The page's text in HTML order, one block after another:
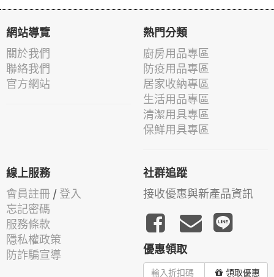
網站導覽
關於我們
聯絡我們
官方網站
熱門分類
廚房用品專區
防疫用品專區
居家收納專區
生活用品專區
清潔用具專區
保鮮用具專區
線上服務
會員註冊 / 登入
忘記密碼
服務條款
隱私權政策
防詐騙宣導
社群追蹤
接收優惠與新產品資訊
優惠領取
領取優惠